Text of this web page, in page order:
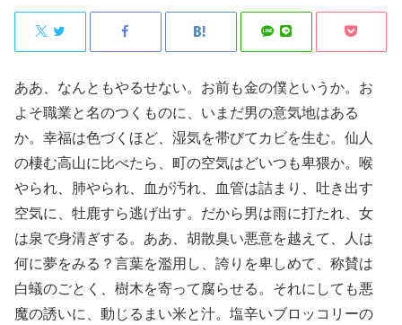
ああ、なんともやるせない。お前も金の僕というか。お
よそ職業と名のつくものに、いまだ男の意気地はある
か。幸福は色づくほど、湿気を帯びてカビを生む。仙人
の棲む高山に比べたら、町の空気はどいつも卑猥か。喉
やられ、肺やられ、血が汚れ、血管は詰まり、吐き出す
空気に、牡鹿すら逃げ出す。だから男は雨に打たれ、女
は泉で身清ぎする。ああ、胡散臭い悪意を越えて、人は
何に夢をみる？言葉を濫用し、誇りを卑しめて、称賛は
白蟻のごとく、樹木を寄って腐らせる。それにしても悪
魔の誘いに、動じるまい米と汁。塩辛いブロッコリーの